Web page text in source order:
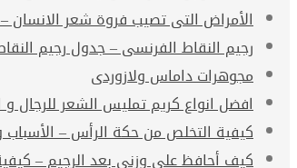
الأمراض التى تصيب فروة شعر الانسان – أسوء 5 امراض تصيب
رجيم النقاط الفرنسى – جدول رجيم
مجوهرات داماس ولازوردى
افضل انواع كريم تمليس الشعر للرجال
كيفية التخلص من حكة الرأس – الأسباب
كيف أحافظ على وزنى بعد الرجيم –